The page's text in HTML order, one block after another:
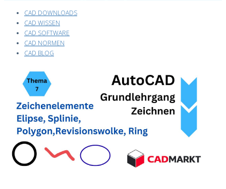
CAD DOWNLOADS
CAD WISSEN
CAD SOFTWARE
CAD NORMEN
CAD BLOG